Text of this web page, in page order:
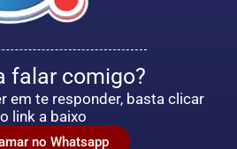
falar comigo?
em te responder, basta clicar
link a baixo
no Whatsapp